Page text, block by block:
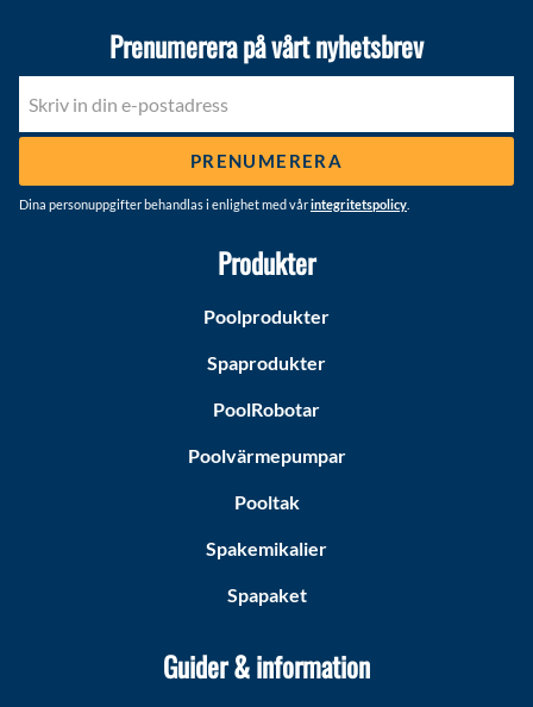
Prenumerera på vårt nyhetsbrev
PRENUMERERA
Dina personuppgifter behandlas i enlighet med vårintegritetspolicy
Produkter
Poolprodukter
Spaprodukter
PoolRobotar
Poolvärmepumpar
Pooltak
Spakemikalier
Spapaket
Guider & information